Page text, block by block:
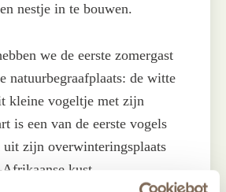
nestje in te bouwen.
we de eerste zomergast
natuurbegraafplaats: de witte
kleine vogeltje met zijn
is een van de eerste vogels
zijn overwinteringsplaats
kust.